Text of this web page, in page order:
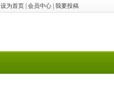
设为首页 会员中心 我要投稿